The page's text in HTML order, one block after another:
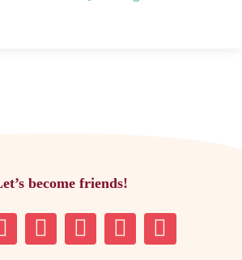
become friends!